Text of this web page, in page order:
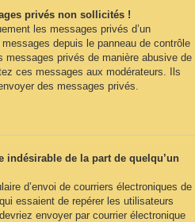
privés non sollicités !
les messages privés d’un
depuis le panneau de contrôle
messages privés de manière abusive de
ces messages aux modérateurs. Ils
des messages privés.
indésirable de la part de quelqu’un
d’envoi de courriers électroniques de
essaient de repérer les utilisateurs
envoyer par courrier électronique